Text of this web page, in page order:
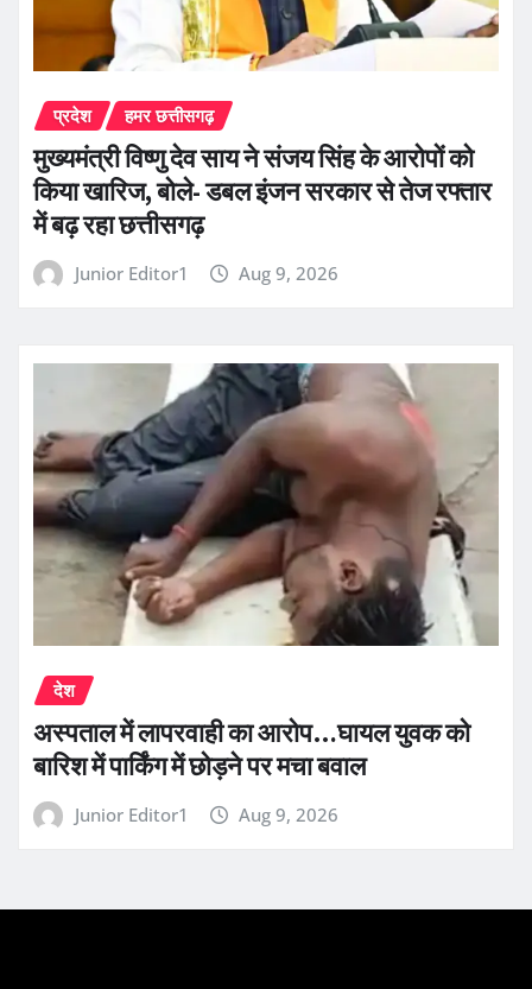
प्रदेश हमर छत्तीसगढ़
मुख्यमंत्री विष्णु देव साय ने संजय सिंह के आरोपों को
किया खारिज, बोले- डबल इंजन सरकार से तेज रफ्तार
में बढ़ रहा छत्तीसगढ़
Junior Editor1 Aug 9, 2026
देश
अस्पताल में लापरवाही का आरोप…घायल युवक को
बारिश में पार्किंग में छोड़ने पर मचा बवाल
Junior Editor1 Aug 9, 2026